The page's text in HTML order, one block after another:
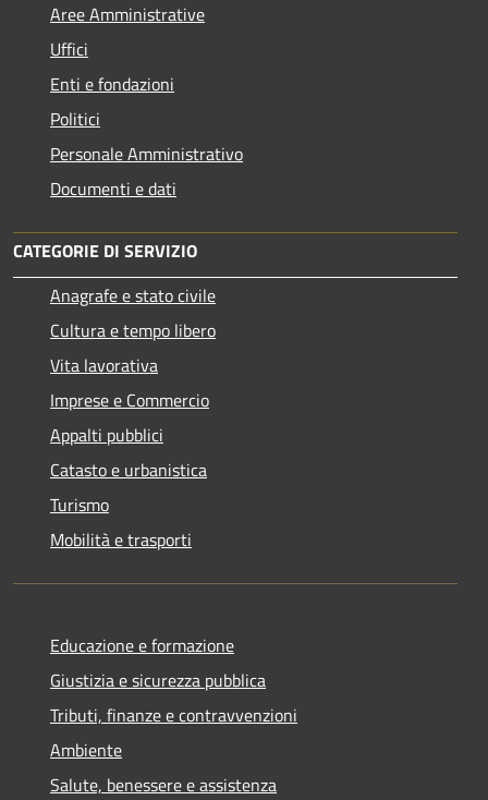
Aree Amministrative
Uffici
Enti e fondazioni
Politici
Personale Amministrativo
Documenti e dati
CATEGORIE DI SERVIZIO
Anagrafe e stato civile
Cultura e tempo libero
Vita lavorativa
Imprese e Commercio
Appalti pubblici
Catasto e urbanistica
Turismo
Mobilità e trasporti
Educazione e formazione
Giustizia e sicurezza pubblica
Tributi, finanze e contravvenzioni
Ambiente
Salute, benessere e assistenza